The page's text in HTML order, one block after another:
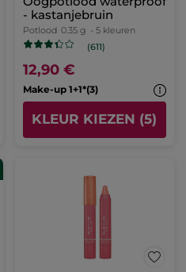
- kastanjebruin
Potlood 0.35 g - 5 kleuren
(611)
12,90 €
Make-up 1+1*(3)
KLEUR KIEZEN (5)